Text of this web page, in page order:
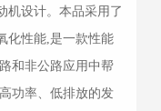
机设计。本品采用了
化性能,是一款性能
和非公路应用中帮
功率、低排放的发